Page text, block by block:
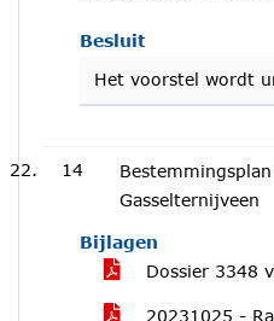
Besluit
Het voorstel wordt
14
Gasselternijveen
Bijlagen
Dossier 3348
20231025 -